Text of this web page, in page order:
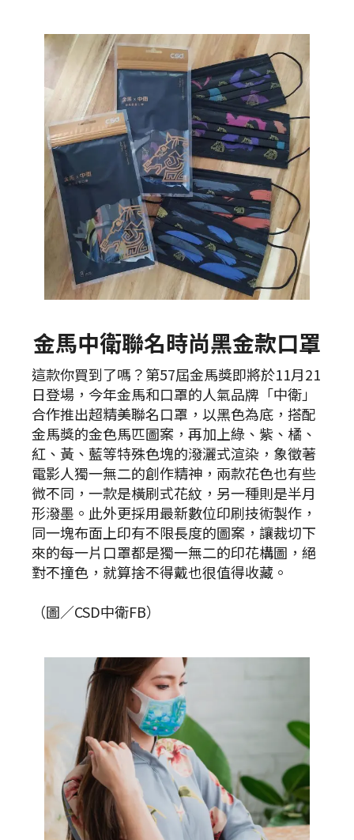
金馬中衛聯名時尚黑金款口罩
這款你買到了嗎？第57屆金馬獎即將於11月21
日登場，今年金馬和口罩的人氣品牌「中衛」
合作推出超精美聯名口罩，以黑色為底，搭配
金馬獎的金色馬匹圖案，再加上綠、紫、橘、
紅、黃、藍等特殊色塊的潑灑式渲染，象徵著
電影人獨一無二的創作精神，兩款花色也有些
微不同，一款是橫刷式花紋，另一種則是半月
形潑墨。此外更採用最新數位印刷技術製作，
同一塊布面上印有不限長度的圖案，讓裁切下
來的每一片口罩都是獨一無二的印花構圖，絕
對不撞色，就算捨不得戴也很值得收藏。
（圖／CSD中衛FB）